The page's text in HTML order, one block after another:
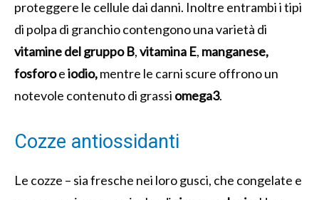
proteggere le cellule dai danni. Inoltre entrambi i tipi
di polpa di granchio contengono una varietà di
vitamine del gruppo B,vitamina E, manganese,
fosforoeiodio,mentre le carni scure offrono un
notevole contenuto di grassi omega3.
Cozze antiossidanti
Le cozze – sia fresche nei loro gusci, che congelate e